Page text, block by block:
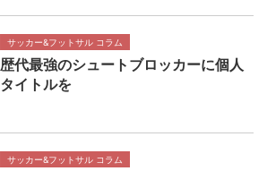
サッカー&フットサル コラム
歴代最強のシュートブロッカーに個人
タイトルを
サッカー&フットサル コラム